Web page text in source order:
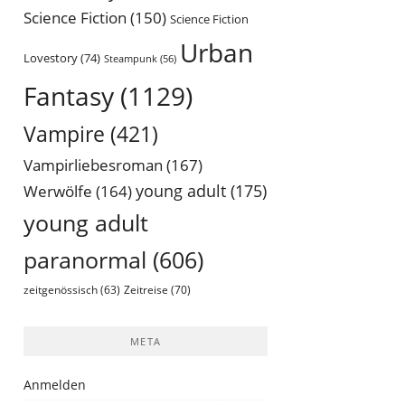
Science Fiction (150) Science Fiction
Lovestory(74) Steampunk (56) Urban
Fantasy (1129)
Vampire (421)
Vampirliebesroman (167)
Werwölfe (164)young adult (175)
young adult
paranormal (606)
zeitgenössisch (63) Zeitreise (70)
META
Anmelden